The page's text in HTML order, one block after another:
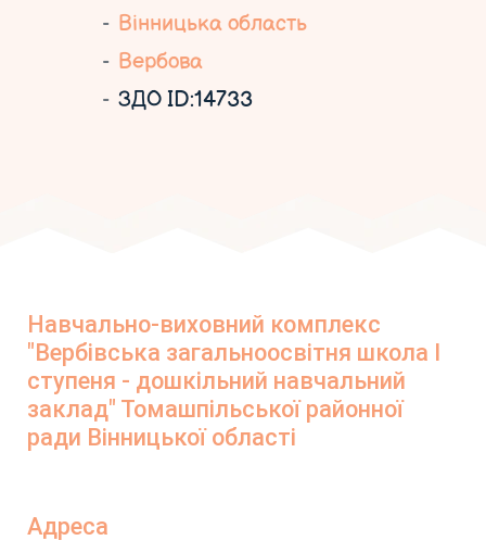
Вінницька область
Вербова
ЗДО ID:14733
Навчально-виховний комплекс
"Вербівська загальноосвітня школа І
ступеня - дошкільний навчальний
заклад" Томашпільської районної
ради Вінницької області
Адреса